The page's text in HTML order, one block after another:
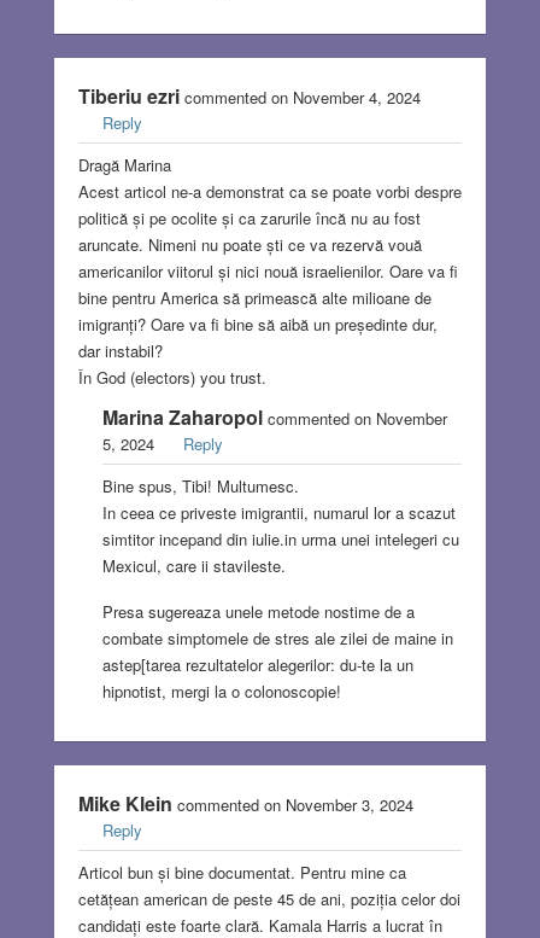
Tiberiu ezricommented on November 4, 2024
Reply
Dragă Marina
Acest articol ne-a demonstrat ca se poate vorbi despre
politică și pe ocolite și ca zarurile încă nu au fost
aruncate. Nimeni nu poate ști ce va rezervă vouă
americanilor viitorul și nici nouă israelienilor. Oare va fi
bine pentru America să primească alte milioane de
imigranți? Oare va fi bine să aibă un președinte dur,
dar instabil?
În God (electors) you trust.
Marina Zaharopolcommented on November
5, 2024
Reply
Bine spus, Tibi! Multumesc.
In ceea ce priveste imigrantii, numarul lor a scazut
simtitor incepand din iulie.in urma unei intelegeri cu
Mexicul, care ii stavileste.
Presa sugereaza unele metode nostime de a
combate simptomele de stres ale zilei de maine in
astep[tarea rezultatelor alegerilor: du-te la un
hipnotist, mergi la o colonoscopie!
Mike Klein commented on November 3, 2024
Reply
Articol bun și bine documentat. Pentru mine ca
cetățean american de peste 45 de ani, poziția celor doi
candidați este foarte clară. Kamala Harris a lucrat în